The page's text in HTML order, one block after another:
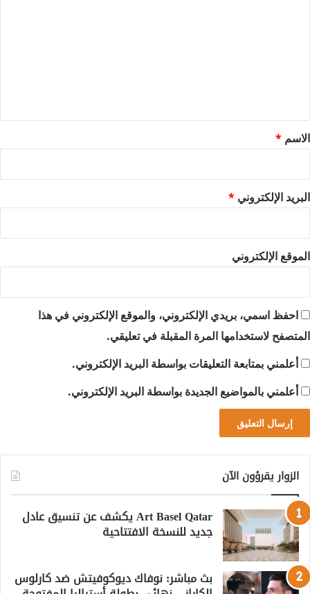
*
الاسم *
البريد الإلكتروني *
الموقع الإلكتروني
احفظ اسمي، بريدي الإلكتروني، والموقع الإلكتروني في هذا
المتصفح لاستخدامها المرة المقبلة في تعليقي.
أعلمني بمتابعة التعليقات بواسطة البريد الإلكتروني.
أعلمني بالمواضيع الجديدة بواسطة البريد الإلكتروني.
الزوار يقرؤون الآن
Art Basel Qatar يكشف عن تنسيق عادل
جديد للنسخة الافتتاحية
بث مباشر: نوفاك ديوكوفيتش ضد كارلوس